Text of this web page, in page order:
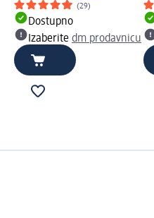
(29)
Dostupno
Izaberite dm prodavnicu